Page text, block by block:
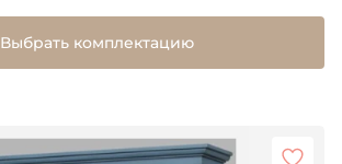
Выбрать комплектацию